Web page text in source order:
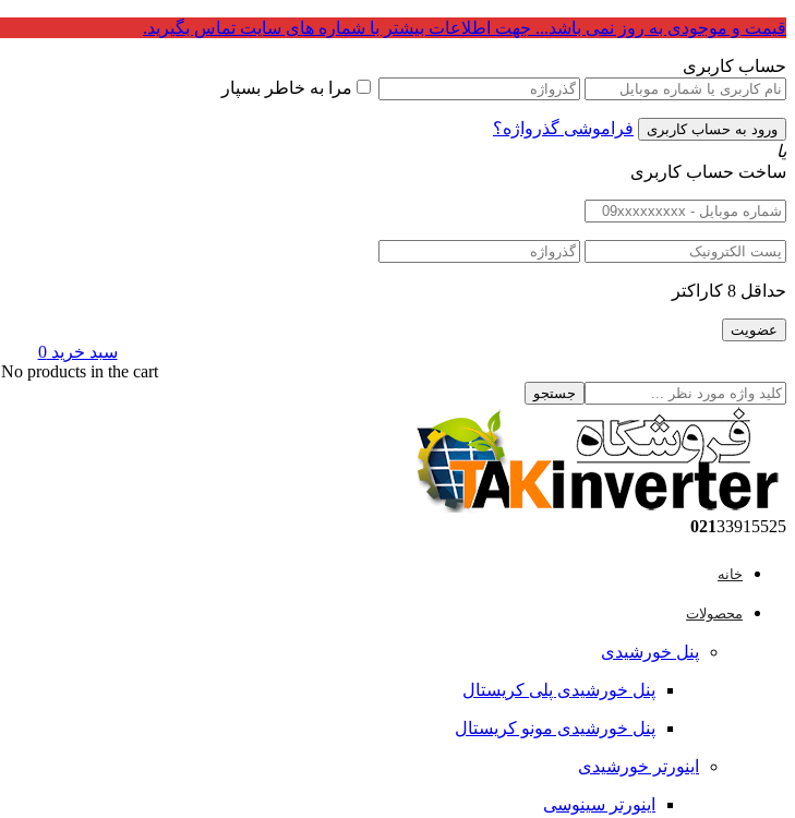
قیمت و موجودی به روز نمی باشد... جهت اطلاعات بیشتر با شماره های سایت تماس بگیرید.
حساب کاربری
مرا به خاطر بسپار
فراموشی گذرواژه؟
یا
ساخت حساب کاربری
حداقل 8 کاراکتر
سبد خرید0
No products in the cart.
جستجو
02133915525
خانه
محصولات
پنل خورشیدی
پنل خورشیدی پلی کریستال
پنل خورشیدی مونو کریستال
اینورتر خورشیدی
اینورتر سینوسی